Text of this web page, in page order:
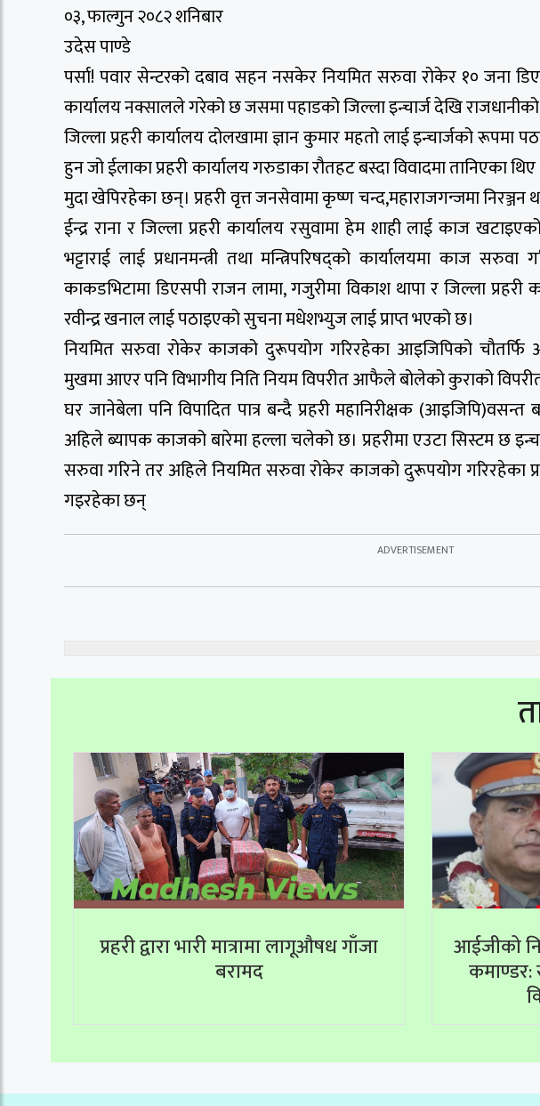
०३, फाल्गुन २०८२ शनिबार
उदेस पाण्डे
पर्सा! पवार सेन्टरको दबाव सहन नसकेर नियमित सरुवा रोकेर १० जना
कार्यालय नक्सालले गरेको छ जसमा पहाडको जिल्ला इन्चार्ज देखि
जिल्ला प्रहरी कार्यालय दोलखामा ज्ञान कुमार महतो लाई इन्चार्जको रूपमा
हुन जो ईलाका प्रहरी कार्यालय गरुडाका रौतहट बस्दा विवादमा तानिएका
मुदा खेपिरहेका छन्। प्रहरी वृत्त जनसेवामा कृष्ण चन्द,महाराजगन्जमा निरञ्जन
ईन्द्र राना र जिल्ला प्रहरी कार्यालय रसुवामा हेम शाही लाई काज
भट्टाराई लाई प्रधानमन्त्री तथा मन्त्रिपरिषद्को कार्यालयमा काज
काकडभिटामा डिएसपी राजन लामा, गजुरीमा विकाश थापा र जिल्ला
रवीन्द्र खनाल लाई पठाइएको सुचना मधेशभ्युज लाई प्राप्त भएको छ।
नियमित सरुवा रोकेर काजको दुरूपयोग गरिरहेका आइजिपिको
मुखमा आएर पनि विभागीय निति नियम विपरीत आफैले बोलेको कुराको
घर जानेबेला पनि विपादित पात्र बन्दै प्रहरी महानिरीक्षक (आइजिपि)वसन्त
अहिले ब्यापक काजको बारेमा हल्ला चलेको छ। प्रहरीमा एउटा सिस्टम छ
सरुवा गरिने तर अहिले नियमित सरुवा रोकेर काजको दुरूपयोग गरिरहेका
गइरहेका छन्
प्रहरी द्वारा भारी मात्रामा लागूऔषध गाँजा
बरामद
आईजीको
कमाण्डर: